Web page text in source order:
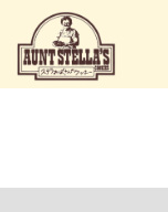
ゲ
Previous: 山形エスパル店